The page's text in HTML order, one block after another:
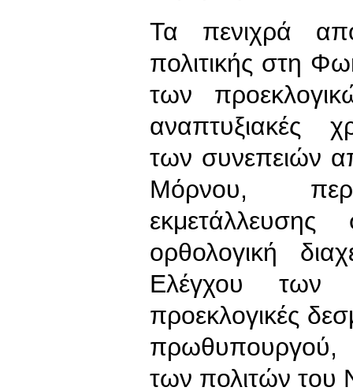
Τα πενιχρά
πολιτικής στη
των
αναπτυξιακές
των συνεπειών
Μόρνου,
ορθολογική
Ελέγχου των
προεκλογικές
πρωθυπουργού,
των πολιτών του